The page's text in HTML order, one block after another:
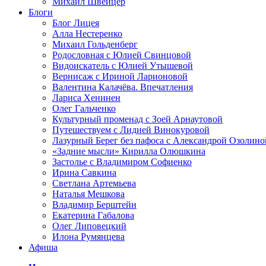
Блоги
Блог Лицея
Алла Нестеренко
Михаил Гольденберг
Родословная с Юлией Свинцовой
Видоискатель с Юлией Утышевой
Вернисаж с Ириной Ларионовой
Валентина Калачёва. Впечатления
Лариса Хенинен
Олег Гальченко
Культурный променад с Зоей Арнаутовой
Путешествуем с Лидией Винокуровой
Лазурный Берег без пафоса с Александрой
«Задние мысли» Кирилла Олюшкина
Застолье с Владимиром Софиенко
Ирина Савкина
Светлана Артемьева
Наталья Мешкова
Владимир Берштейн
Екатерина Габалова
Олег Липовецкий
Илона Румянцева
Афиша